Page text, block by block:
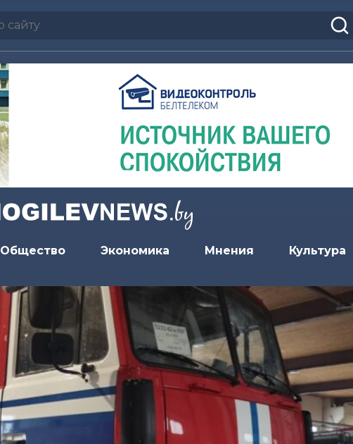
Общество Экономика Мнения Культура